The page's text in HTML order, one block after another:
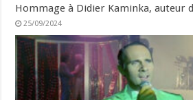
Hommage à Didier Kaminka, auteur
25/09/2024